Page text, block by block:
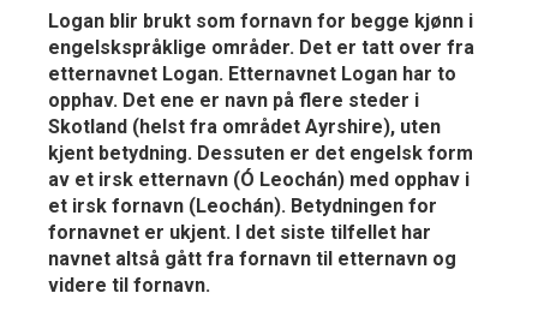
Logan blir brukt som fornavn for begge kjønn i
engelskspråklige områder. Det er tatt over fra
etternavnet Logan. Etternavnet Logan har to
opphav. Det ene er navn på flere steder i
Skotland (helst fra området Ayrshire), uten
kjent betydning. Dessuten er det engelsk form
av et irsk etternavn (Ó Leochán) med opphav i
et irsk fornavn (Leochán). Betydningen for
fornavnet er ukjent. I det siste tilfellet har
navnet altså gått fra fornavn til etternavn og
videre til fornavn.